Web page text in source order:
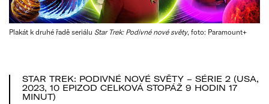
Plakát k druhé řadě seriálu Star Trek: Podivné nové světy, foto: Paramount+
STAR TREK: PODIVNÉ NOVÉ SVĚTY – SÉRIE 2 (USA,
2023, 10 EPIZOD CELKOVÁ STOPÁŽ 9 HODIN 17
MINUT)